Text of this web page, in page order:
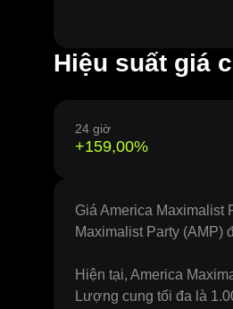
Hiệu suất giá
24 giờ
+159,00%
Giá America Maximalist
Maximalist Party (AMP)
Hiện tại, America
Lượng cung tối đa là